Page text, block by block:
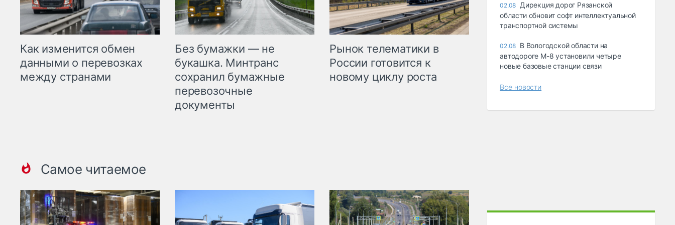
Как изменится обмен
данными о перевозках
между странами
Без бумажки — не
букашка. Минтранс
сохранил бумажные
перевозочные
документы
Рынок телематики в
России готовится к
новому циклу роста
Самое читаемое
02.08 Дирекция дорог Рязанской
области обновит софт интеллектуальной
транспортной системы
02.08 В Вологодской области на
автодороге М-8 установили четыре
новые базовые станции связи
Все новости